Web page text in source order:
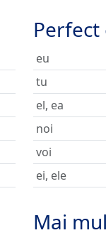
Perfect
eu
tu
el, ea
noi
voi
ei, ele
Mai